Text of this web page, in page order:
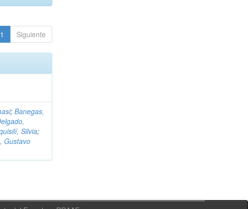
1 Siguiente
;Banegas,
Silvia;
Gustavo